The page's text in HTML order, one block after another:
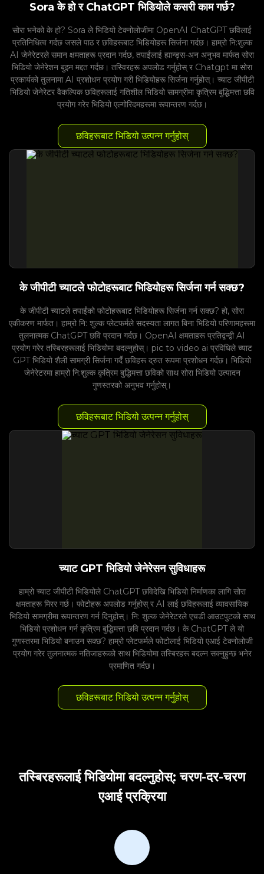
Sora के हो र ChatGPT भिडियोले कसरी काम गर्छ?
सोरा भनेको के हो? Sora ले भिडियो टेक्नोलोजीमा OpenAI ChatGPT छविलाई
प्रतिनिधित्व गर्दछ जसले पाठ र छविहरूबाट भिडियोहरू सिर्जना गर्दछ। हाम्रो नि:शुल्क
AI जेनेरेटरले समान क्षमताहरू प्रदान गर्दछ, तपाईंलाई ह्यान्ड्स-अन अनुभव मार्फत सोरा
भिडियो जेनेरेशन बुझ्न मद्दत गर्दछ। तस्विरहरू अपलोड गर्नुहोस् र Chatgpt मा सोरा
प्रकार्यको तुलनामा AI प्रशोधन प्रयोग गरी भिडियोहरू सिर्जना गर्नुहोस्। च्याट जीपीटी
भिडियो जेनेरेटर वैकल्पिक छविहरूलाई गतिशील भिडियो सामग्रीमा कृत्रिम बुद्धिमत्ता छवि
प्रयोग गरेर भिडियो एल्गोरिदमहरूमा रूपान्तरण गर्दछ।
छविहरूबाट भिडियो उत्पन्न गर्नुहोस्
के जीपीटी च्याटले फोटोहरूबाट भिडियोहरू सिर्जना गर्न सक्छ?
के जीपीटी च्याटले तपाईंको फोटोहरूबाट भिडियोहरू सिर्जना गर्न सक्छ? हो, सोरा
एकीकरण मार्फत। हाम्रो नि: शुल्क प्लेटफर्मले सदस्यता लागत बिना भिडियो परिणामहरूमा
तुलनात्मक ChatGPT छवि प्रदान गर्दछ। OpenAI क्षमताहरू प्रतिद्वन्द्वी AI
प्रयोग गरेर तस्बिरहरूलाई भिडियोमा बदल्नुहोस्। pic to video ai प्रविधिले च्याट
GPT भिडियो शैली सामग्री सिर्जना गर्दै छविहरू द्रुत रूपमा प्रशोधन गर्दछ। भिडियो
जेनेरेटरमा हाम्रो नि:शुल्क कृत्रिम बुद्धिमत्ता छविको साथ सोरा भिडियो उत्पादन
गुणस्तरको अनुभव गर्नुहोस्।
छविहरूबाट भिडियो उत्पन्न गर्नुहोस्
च्याट GPT भिडियो जेनेरेसन सुविधाहरू
हाम्रो च्याट जीपीटी भिडियोले ChatGPT छविदेखि भिडियो निर्माणका लागि सोरा
क्षमताहरू मिरर गर्छ। फोटोहरू अपलोड गर्नुहोस् र AI लाई छविहरूलाई व्यावसायिक
भिडियो सामग्रीमा रूपान्तरण गर्न दिनुहोस्। नि: शुल्क जेनेरेटरले एचडी आउटपुटको साथ
भिडियो प्रशोधन गर्न कृत्रिम बुद्धिमत्ता छवि प्रदान गर्दछ। के ChatGPT ले यो
गुणस्तरमा भिडियो बनाउन सक्छ? हाम्रो प्लेटफर्मले फोटोलाई भिडियो एआई टेक्नोलोजी
प्रयोग गरेर तुलनात्मक नतिजाहरूको साथ भिडियोमा तस्बिरहरू बदल्न सक्नुहुन्छ भनेर
प्रमाणित गर्दछ।
छविहरूबाट भिडियो उत्पन्न गर्नुहोस्
तस्बिरहरूलाई भिडियोमा बदल्नुहोस्: चरण-दर-चरण
एआई प्रक्रिया